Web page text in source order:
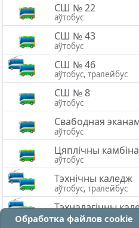
СШ № 22
аўтобус
СШ № 43
аўтобус
СШ № 46
аўтобус, тралейбус
СШ № 8
аўтобус
Свабодная
аўтобус
Цяплічны
аўтобус
Тэхнічны каледж
аўтобус, тралейбус
Тэхналагічны
аўтобус, тралейбус
Обработка файлов cookie